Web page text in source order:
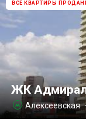
ВСЕ КВАРТИРЫ
ЖК
 Алексеевская